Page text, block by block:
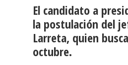
El candidato a
la postulación del
Larreta, quien
octubre.